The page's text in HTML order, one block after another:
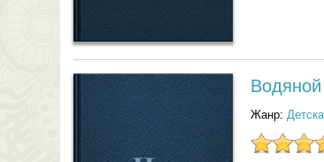
Водяной
Жанр: